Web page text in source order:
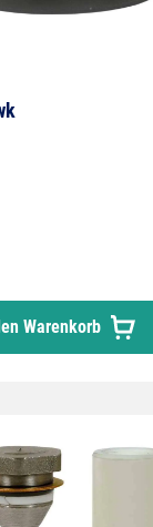
Warenkorb